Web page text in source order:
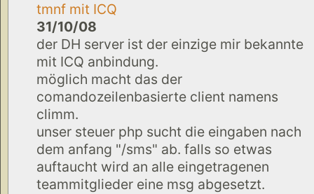
tmnf mit ICQ
31/10/08
der DH server ist der einzige mir bekannte
mit ICQ anbindung.
möglich macht das der
comandozeilenbasierte client namens
climm.
unser steuer php sucht die eingaben nach
dem anfang "/sms" ab. falls so etwas
auftaucht wird an alle eingetragenen
teammitglieder eine msg abgesetzt.